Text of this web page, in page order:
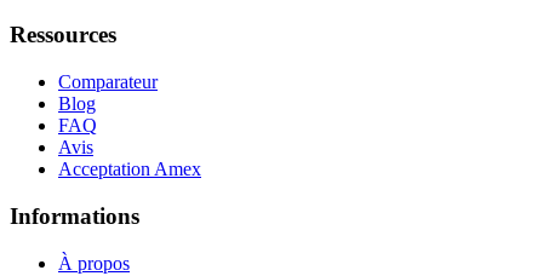
Ressources
Comparateur
Blog
FAQ
Avis
Acceptation Amex
Informations
À propos